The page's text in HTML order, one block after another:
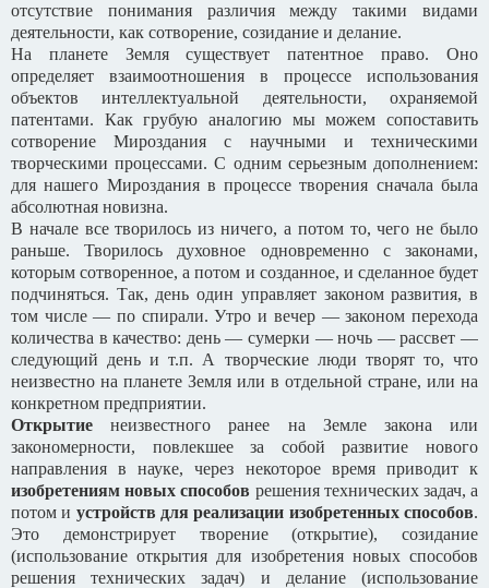
отсутствие понимания различия между такими видами
деятельности, как сотворение, созидание и делание.
На планете Земля существует патентное право. Оно
определяет взаимоотношения в процессе использования
объектов интеллектуальной деятельности, охраняемой
патентами. Как грубую аналогию мы можем сопоставить
сотворение Мироздания с научными и техническими
творческими процессами. С одним серьезным дополнением:
для нашего Мироздания в процессе творения сначала была
абсолютная новизна.
В начале все творилось из ничего, а потом то, чего не было
раньше. Творилось духовное одновременно с законами,
которым сотворенное, а потом и созданное, и сделанное будет
подчиняться. Так, день один управляет законом развития, в
том числе — по спирали. Утро и вечер — законом перехода
количества в качество: день — сумерки — ночь — рассвет —
следующий день и т.п. А творческие люди творят то, что
неизвестно на планете Земля или в отдельной стране, или на
конкретном предприятии.
Открытие неизвестного ранее на Земле закона или
закономерности, повлекшее за собой развитие нового
направления в науке, через некоторое время приводит к
изобретениям новых способов решения технических задач, а
потом и устройств для реализации изобретенных способов.
Это демонстрирует творение (открытие), созидание
(использование открытия для изобретения новых способов
решения технических задач) и делание (использование